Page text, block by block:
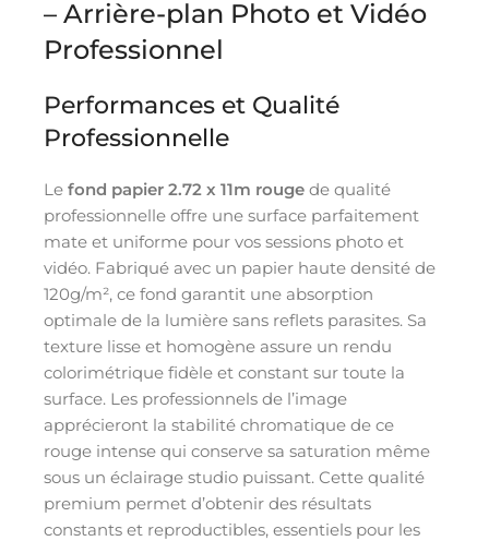
– Arrière-plan Photo et Vidéo
Professionnel
Performances et Qualité
Professionnelle
Le fond papier 2.72 x 11m rouge de qualité
professionnelle offre une surface parfaitement
mate et uniforme pour vos sessions photo et
vidéo. Fabriqué avec un papier haute densité de
120g/m², ce fond garantit une absorption
optimale de la lumière sans reflets parasites. Sa
texture lisse et homogène assure un rendu
colorimétrique fidèle et constant sur toute la
surface. Les professionnels de l’image
apprécieront la stabilité chromatique de ce
rouge intense qui conserve sa saturation même
sous un éclairage studio puissant. Cette qualité
premium permet d’obtenir des résultats
constants et reproductibles, essentiels pour les